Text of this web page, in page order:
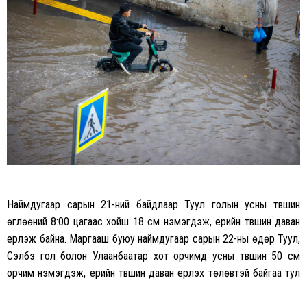
FacebookTwitter
Наймдугаар сарын 21-ний байдлаар Туул голын усны түвшин
өглөөний 8:00 цагаас хойш 18 см нэмэгдэж, үерийн түвшин даван
үерлэж байна. Маргааш буюу наймдугаар сарын 22-ны өдөр Туул,
Сэлбэ гол болон Улаанбаатар хот орчимд усны түвшин 50 см
орчим нэмэгдэж, үерийн түвшин даван үерлэх төлөвтэй байгаа тул